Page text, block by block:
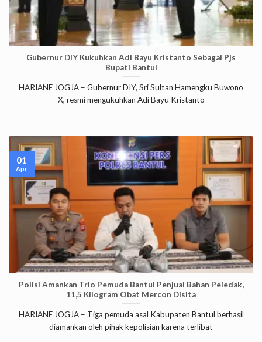
Gubernur DIY Kukuhkan Adi Bayu Kristanto Sebagai Pjs
Bupati Bantul
HARIANE JOGJA – Gubernur DIY, Sri Sultan Hamengku Buwono
X, resmi mengukuhkan Adi Bayu Kristanto
Polisi Amankan Trio Pemuda Bantul Penjual Bahan Peledak,
11,5 Kilogram Obat Mercon Disita
HARIANE JOGJA – Tiga pemuda asal Kabupaten Bantul berhasil
diamankan oleh pihak kepolisian karena terlibat
01
Apr